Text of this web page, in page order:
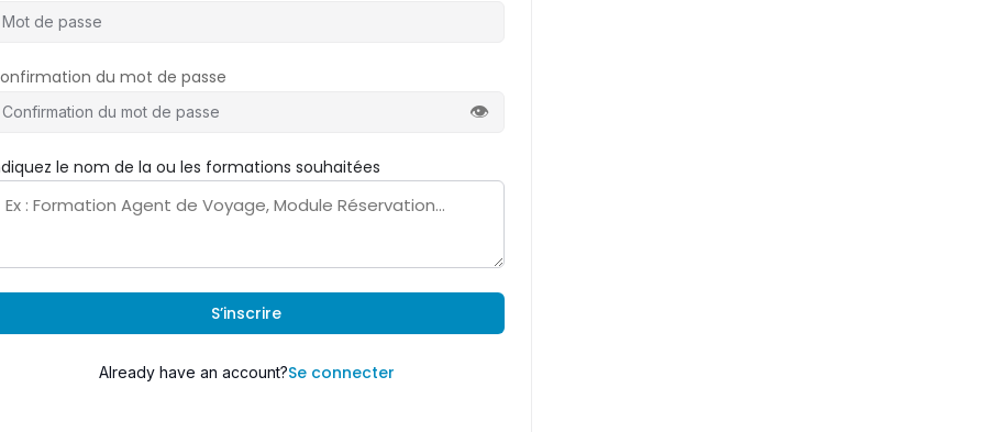
du mot de passe
👁
le nom de la ou les formations souhaitées
S’inscrire
Already have an account?Se connecter